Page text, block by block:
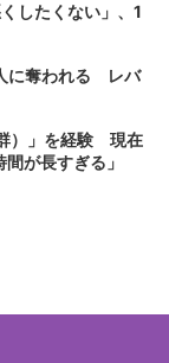
したくない」、1
に奪われる レバ
）」を経験 現在
間が長すぎる」